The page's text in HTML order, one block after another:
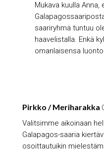
Mukava kuulla Anna,
saariryhmä tuntuu
haavelistalla. Enkä
omanlaisensa
Pirkko / Meriharakka
Valitsimme aikoinaan
Galapagos-saaria
osoittautuikin